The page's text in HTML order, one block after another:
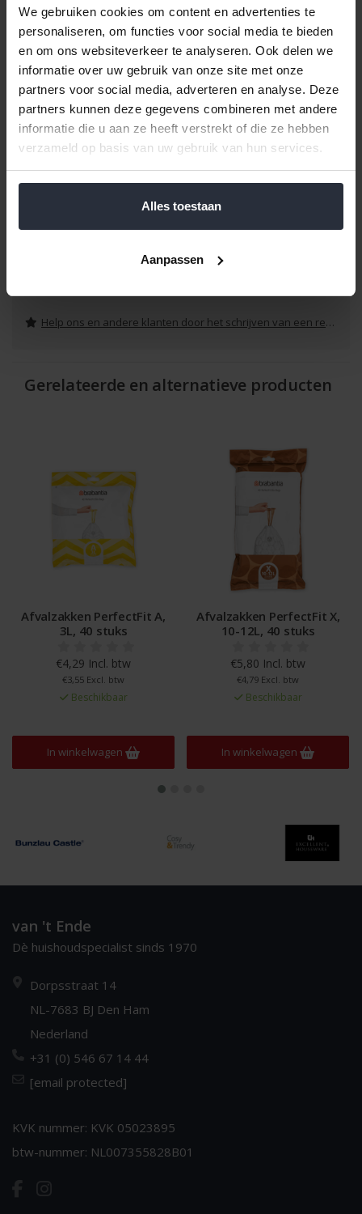
We gebruiken cookies om content en advertenties te
personaliseren, om functies voor social media te bieden
en om ons websiteverkeer te analyseren. Ook delen we
informatie over uw gebruik van onze site met onze
partners voor social media, adverteren en analyse. Deze
partners kunnen deze gegevens combineren met andere
informatie die u aan ze heeft verstrekt of die ze hebben
verzameld op basis van uw gebruik van hun services.
Alles toestaan
Aanpassen
Help ons en andere klanten door het schrijven van een review
Gerelateerde en alternatieve producten
PerfectFit A,
3L, 40 stuks
€4,29 Incl. btw
€3,55 Excl. btw
Beschikbaar
In winkelwagen
Afvalzakken PerfectFit X,
10-12L, 40 stuks
€5,80 Incl. btw
€4,79 Excl. btw
Beschikbaar
In winkelwagen
van 't Ende
Dè huishoudspecialist sinds 1970
Dorpsstraat 14
NL-7683 BJ Den Ham
Nederland
+31 (0) 546 67 14 44
[email protected]
KVK nummer: KVK 05023895
btw-nummer: NL007355828B01